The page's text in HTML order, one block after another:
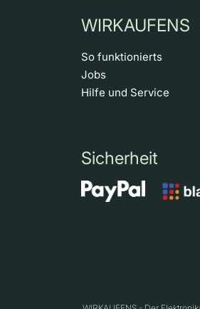
WIRKAUFENS
So funktionierts
Jobs
Hilfe und Service
Sicherheit